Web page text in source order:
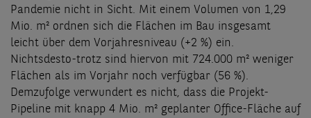
Pandemie nicht in Sicht. Mit einem Volumen von 1,29
Mio. m² ordnen sich die Flächen im Bau insgesamt
leicht über dem Vorjahresniveau (+2 %) ein.
Nichtsdesto-trotz sind hiervon mit 724.000 m² weniger
Flächen als im Vorjahr noch verfügbar (56 %).
Demzufolge verwundert es nicht, dass die Projekt-
Pipeline mit knapp 4 Mio. m² geplanter Office-Fläche auf